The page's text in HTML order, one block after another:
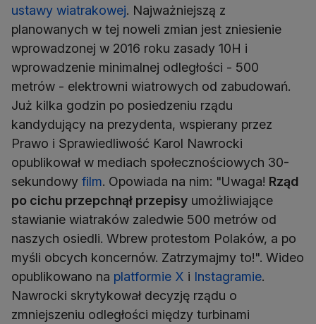
ustawy wiatrakowej. Najważniejszą z
planowanych w tej noweli zmian jest zniesienie
wprowadzonej w 2016 roku zasady 10H i
wprowadzenie minimalnej odległości - 500
metrów - elektrowni wiatrowych od zabudowań.
Już kilka godzin po posiedzeniu rządu
kandydujący na prezydenta, wspierany przez
Prawo i Sprawiedliwość Karol Nawrocki
opublikował w mediach społecznościowych 30-
sekundowy film. Opowiada na nim: "Uwaga! Rząd
po cichu przepchnął przepisy umożliwiające
stawianie wiatraków zaledwie 500 metrów od
naszych osiedli. Wbrew protestom Polaków, a po
myśli obcych koncernów. Zatrzymajmy to!". Wideo
opublikowano na platformie X i Instagramie.
Nawrocki skrytykował decyzję rządu o
zmniejszeniu odległości między turbinami